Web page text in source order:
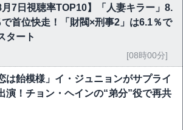
月7日視聴率TOP10】「人妻キラー」8.
首位快走！「財閥×刑事2」は6.1％で
タート
[08時00分]
は飴模様」イ・ジュニョンがサプライ
演！チョン・ヘインの“弟分”役で再共